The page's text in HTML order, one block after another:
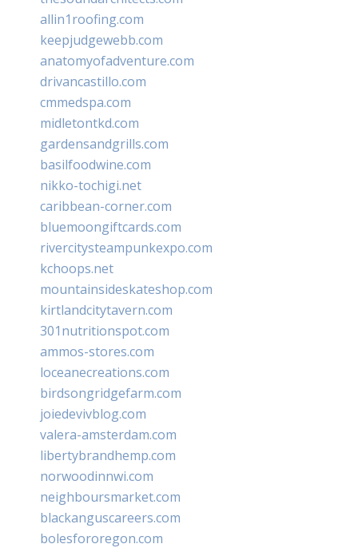
allin1roofing.com
keepjudgewebb.com
anatomyofadventure.com
drivancastillo.com
cmmedspa.com
midletontkd.com
gardensandgrills.com
basilfoodwine.com
nikko-tochigi.net
caribbean-corner.com
bluemoongiftcards.com
rivercitysteampunkexpo.com
kchoops.net
mountainsideskateshop.com
kirtlandcitytavern.com
301nutritionspot.com
ammos-stores.com
loceanecreations.com
birdsongridgefarm.com
joiedevivblog.com
valera-amsterdam.com
libertybrandhemp.com
norwoodinnwi.com
neighboursmarket.com
blackanguscareers.com
bolesfororegon.com